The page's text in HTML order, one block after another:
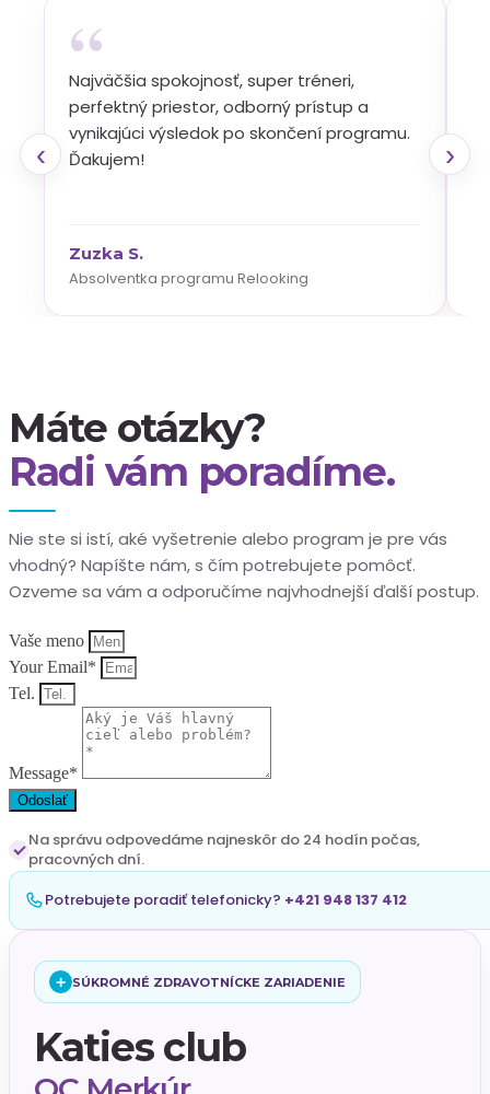
‹
“
Najväčšia spokojnosť, super tréneri,
perfektný priestor, odborný prístup a
vynikajúci výsledok po skončení programu.
Ďakujem!
Zuzka S.
Absolventka programu Relooking
›
Máte otázky?
Radi vám poradíme.
Nie ste si istí, aké vyšetrenie alebo program je pre vás
vhodný? Napíšte nám, s čím potrebujete pomôcť.
Ozveme sa vám a odporučíme najvhodnejší ďalší postup.
Vaše meno
Your Email*
Tel.
Message*
Odoslať
Na správu odpovedáme najneskôr do 24 hodín počas,
pracovných dní.
Potrebujete poradiť telefonicky? +421 948 137 412
+ SÚKROMNÉ ZDRAVOTNÍCKE ZARIADENIE
Katies club